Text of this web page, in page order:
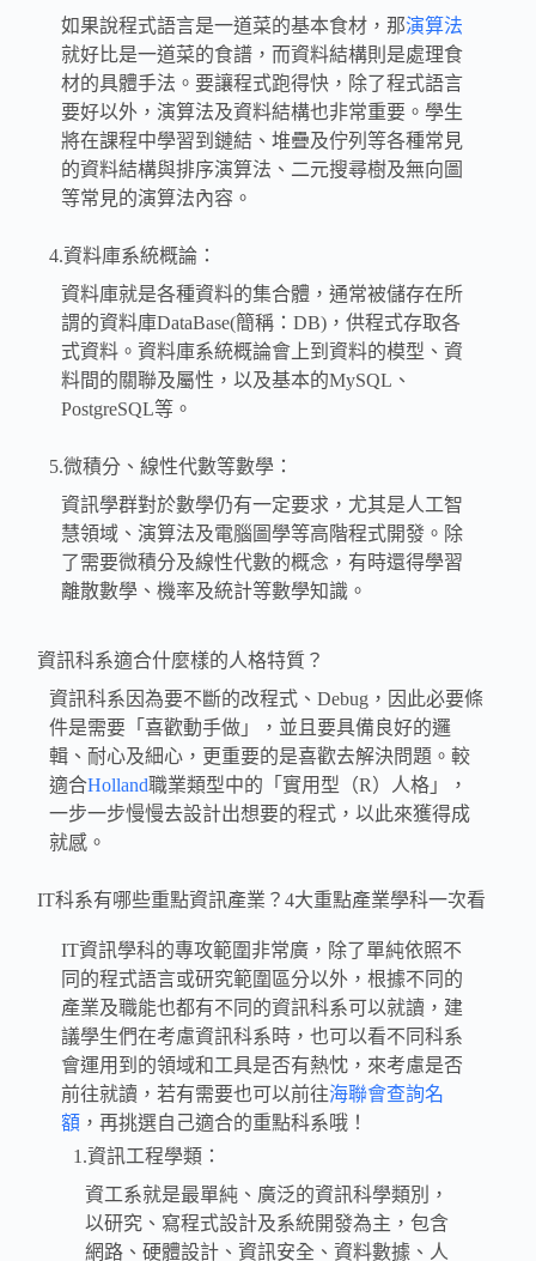
如果說程式語言是一道菜的基本食材，那演算法
就好比是一道菜的食譜，而資料結構則是處理食
材的具體手法。要讓程式跑得快，除了程式語言
要好以外，演算法及資料結構也非常重要。學生
將在課程中學習到鏈結、堆疊及佇列等各種常見
的資料結構與排序演算法、二元搜尋樹及無向圖
等常見的演算法內容。
4.資料庫系統概論：
資料庫就是各種資料的集合體，通常被儲存在所
謂的資料庫DataBase(簡稱：DB)，供程式存取各
式資料。資料庫系統概論會上到資料的模型、資
料間的關聯及屬性，以及基本的MySQL、
PostgreSQL等。
5.微積分、線性代數等數學：
資訊學群對於數學仍有一定要求，尤其是人工智
慧領域、演算法及電腦圖學等高階程式開發。除
了需要微積分及線性代數的概念，有時還得學習
離散數學、機率及統計等數學知識。
資訊科系適合什麼樣的人格特質？
資訊科系因為要不斷的改程式、Debug，因此必要條
件是需要「喜歡動手做」，並且要具備良好的邏
輯、耐心及細心，更重要的是喜歡去解決問題 。較
適合Holland職業類型中的「實用型（R）人格」，
一步一步慢慢去設計出想要的程式，以此來獲得成
就感。
IT科系有哪些重點資訊產業？4大重點產業學科一次看
IT資訊學科的專攻範圍非常廣，除了單純依照不
同的程式語言或研究範圍區分以外，根據不同的
產業及職能也都有不同的資訊科系可以就讀，建
議學生們在考慮資訊科系時，也可以看不同科系
會運用到的領域和工具是否有熱忱，來考慮是否
前往就讀，若有需要也可以前往海聯會查詢名
額 ，再挑選自己適合的重點科系哦！
1.資訊工程學類：
資工系就是最單純、廣泛的資訊科學類別，
以研究、寫程式設計及系統開發為主，包含
網路、硬體設計、資訊安全、資料數據、人